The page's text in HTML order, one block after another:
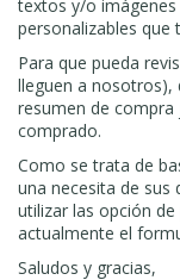
textos y/o
personalizables que
Para que pueda
lleguen a nosotros),
resumen de
comprado.
Como se trata de
una necesita de
utilizar las opción
actualmente el
Saludos y gracias,